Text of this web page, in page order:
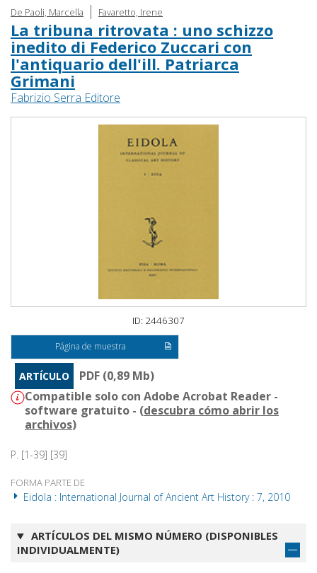
De Paoli, Marcella | Favaretto, Irene
La tribuna ritrovata : uno schizzo
inedito di Federico Zuccari con
l'antiquario dell'ill. Patriarca
Grimani
Fabrizio Serra Editore
ID: 2446307
Página de muestra
ARTÍCULO
PDF (0,89 Mb)
Compatible solo con Adobe Acrobat Reader -
software gratuito - (descubra cómo abrir los
archivos)
P. [1-39] [39]
FORMA PARTE DE
Eidola : International Journal of Ancient Art History : 7, 2010
ARTÍCULOS DEL MISMO NÚMERO (DISPONIBLES
INDIVIDUALMENTE)